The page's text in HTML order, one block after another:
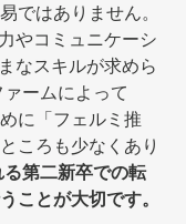
ではありません。
やコミュニケーシ
なスキルが求めら
ームによって
に「フェルミ推
ころも少なくあり
第二新卒での転
ことが大切です。